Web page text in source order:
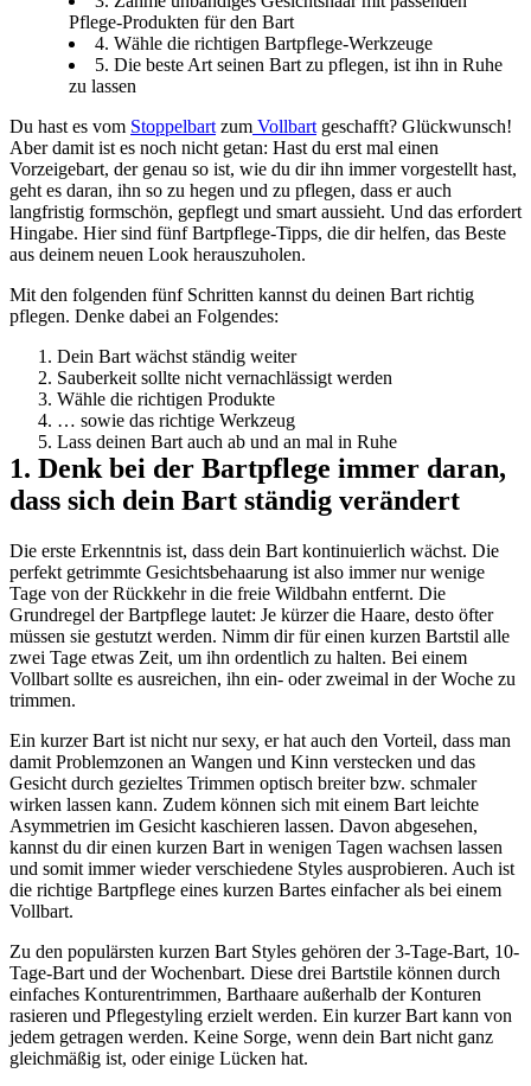
Pflege-Produkten für den Bart
4. Wähle die richtigen Bartpflege-Werkzeuge
5. Die beste Art seinen Bart zu pflegen, ist ihn in Ruhe
zu lassen
Du hast es vom Stoppelbart zum Vollbart geschafft? Glückwunsch!
Aber damit ist es noch nicht getan: Hast du erst mal einen
Vorzeigebart, der genau so ist, wie du dir ihn immer vorgestellt hast,
geht es daran, ihn so zu hegen und zu pflegen, dass er auch
langfristig formschön, gepflegt und smart aussieht. Und das erfordert
Hingabe. Hier sind fünf Bartpflege-Tipps, die dir helfen, das Beste
aus deinem neuen Look herauszuholen.
Mit den folgenden fünf Schritten kannst du deinen Bart richtig
pflegen. Denke dabei an Folgendes:
Dein Bart wächst ständig weiter
Sauberkeit sollte nicht vernachlässigt werden
Wähle die richtigen Produkte
… sowie das richtige Werkzeug
Lass deinen Bart auch ab und an mal in Ruhe
1. Denk bei der Bartpflege immer daran,
dass sich dein Bart ständig verändert
Die erste Erkenntnis ist, dass dein Bart kontinuierlich wächst. Die
perfekt getrimmte Gesichtsbehaarung ist also immer nur wenige
Tage von der Rückkehr in die freie Wildbahn entfernt. Die
Grundregel der Bartpflege lautet: Je kürzer die Haare, desto öfter
müssen sie gestutzt werden. Nimm dir für einen kurzen Bartstil alle
zwei Tage etwas Zeit, um ihn ordentlich zu halten. Bei einem
Vollbart sollte es ausreichen, ihn ein- oder zweimal in der Woche zu
trimmen.
Ein kurzer Bart ist nicht nur sexy, er hat auch den Vorteil, dass man
damit Problemzonen an Wangen und Kinn verstecken und das
Gesicht durch gezieltes Trimmen optisch breiter bzw. schmaler
wirken lassen kann. Zudem können sich mit einem Bart leichte
Asymmetrien im Gesicht kaschieren lassen. Davon abgesehen,
kannst du dir einen kurzen Bart in wenigen Tagen wachsen lassen
und somit immer wieder verschiedene Styles ausprobieren. Auch ist
die richtige Bartpflege eines kurzen Bartes einfacher als bei einem
Vollbart.
Zu den populärsten kurzen Bart Styles gehören der 3-Tage-Bart, 10-
Tage-Bart und der Wochenbart. Diese drei Bartstile können durch
einfaches Konturentrimmen, Barthaare außerhalb der Konturen
rasieren und Pflegestyling erzielt werden. Ein kurzer Bart kann von
jedem getragen werden. Keine Sorge, wenn dein Bart nicht ganz
gleichmäßig ist, oder einige Lücken hat.